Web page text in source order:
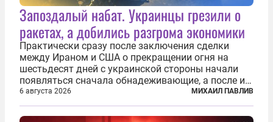
Запоздалый набат. Украинцы грезили о
ракетах, а добились разгрома экономики
Практически сразу после заключения сделки
между Ираном и США о прекращении огня на
шестьдесят дней с украинской стороны начали
появляться сначала обнадеживающие, а после и
вовсе бравурные заявления про некий «перелом»
в войне. Вероятно, в сознании первых лиц
киевского режима и стоящих за ними...
6 августа 2026 МИХАИЛ ПАВЛИВ